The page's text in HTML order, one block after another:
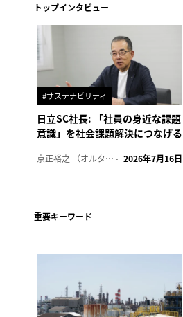
トップインタビュー
#サステナビリティ
日立SC社長: 「社員の身近な課題
意識」を社会課題解決につなげる
京正裕之 （オルタナ副編集長） 2026年7月16日
重要キーワード